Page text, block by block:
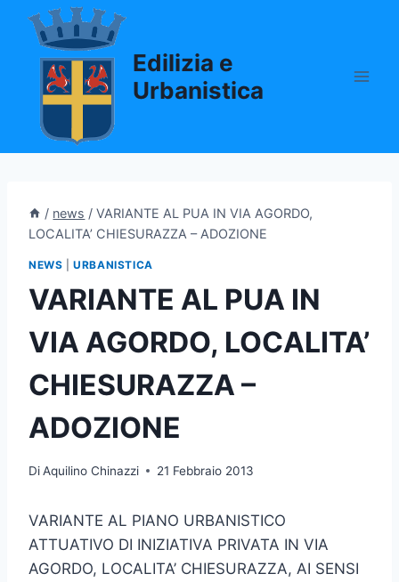
Salta
contenuto
Edilizia e
Urbanistica
/ news / VARIANTE AL PUA IN VIA AGORDO,
LOCALITA’ CHIESURAZZA – ADOZIONE
NEWS |URBANISTICA
VARIANTE AL PUA IN
VIA AGORDO, LOCALITA’
CHIESURAZZA –
ADOZIONE
DiAquilino Chinazzi 21 Febbraio 2013
VARIANTE AL PIANO URBANISTICO
ATTUATIVO DI INIZIATIVA PRIVATA IN VIA
AGORDO, LOCALITA’ CHIESURAZZA, AI SENSI